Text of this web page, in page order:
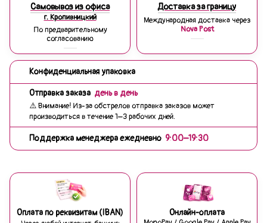
Самовывоз из офиса
г. Кропивницкий
По предварительному
согласованию
Доставка за границу
Международная доставка через
Nova Post
Конфиденциальная упаковка
Отправка заказа день в день
⚠️ Внимание! Из-за обстрелов отправка заказов может
производиться в течение 1–3 рабочих дней.
Поддержка менеджера ежедневно 9:00–19:30
Оплата по реквизитам (IBAN) Онлайн-оплата